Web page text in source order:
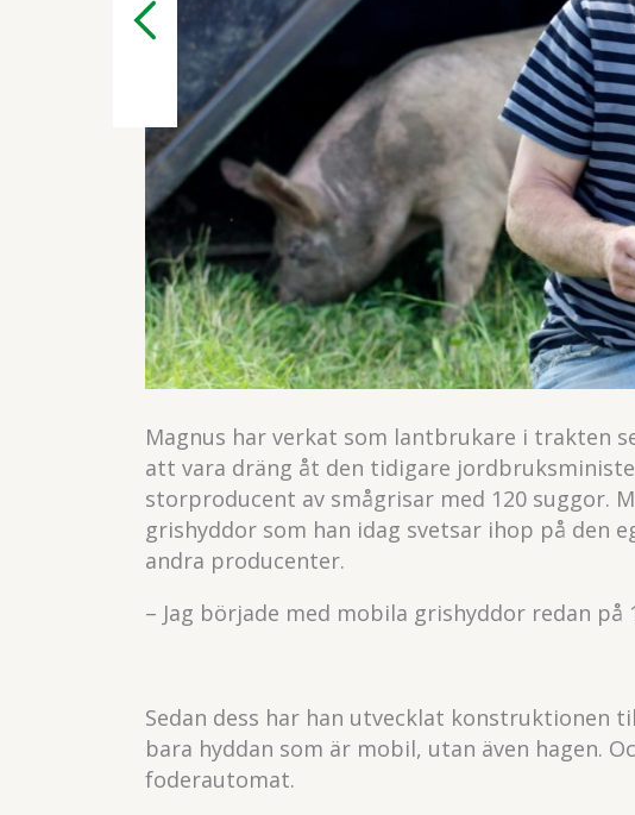
Magnus har verkat som lantbrukare i trakten
att vara dräng åt den tidigare
storproducent av smågrisar med 120 suggor.
grishyddor som han idag svetsar ihop på den
andra producenter.
– Jag började med mobila grishyddor redan på
Sedan dess har han utvecklat konstruktionen
bara hyddan som är mobil, utan även hagen.
foderautomat.